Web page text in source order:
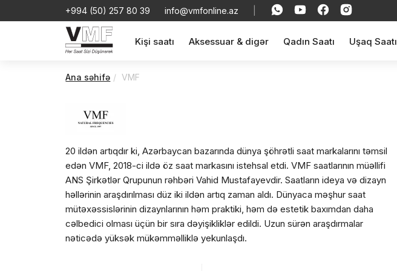
+994 (50) 257 80 39 info@vmfonline.az
Kişi saatı Aksessuar & digər Qadın Saatı Uşaq Saatı
Ana səhifə VMF
20 ildən artıqdır ki, Azərbaycan bazarında dünya şöhrətli saat markalarını təmsil
edən VMF, 2018-ci ildə öz saat markasını istehsal etdi. VMF saatlarının müəllifi
ANS Şirkətlər Qrupunun rəhbəri Vahid Mustafayevdir. Saatların ideya və dizayn
həllərinin araşdırılması düz iki ildən artıq zaman aldı. Dünyaca məşhur saat
mütəxəssislərinin dizaynlarının həm praktiki, həm də estetik baxımdan daha
cəlbedici olması üçün bir sıra dəyişikliklər edildi. Uzun sürən araşdırmalar
nəticədə yüksək mükəmməlliklə yekunlaşdı.